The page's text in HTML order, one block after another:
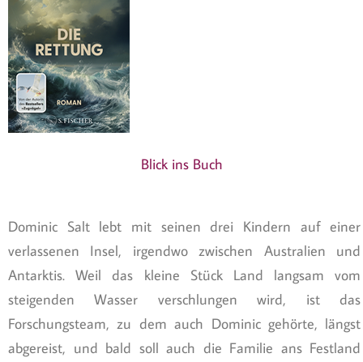
Blick ins Buch
Dominic Salt lebt mit seinen drei Kindern auf einer
verlassenen Insel, irgendwo zwischen Australien und
Antarktis. Weil das kleine Stück Land langsam vom
steigenden Wasser verschlungen wird, ist das
Forschungsteam, zu dem auch Dominic gehörte, längst
abgereist, und bald soll auch die Familie ans Festland